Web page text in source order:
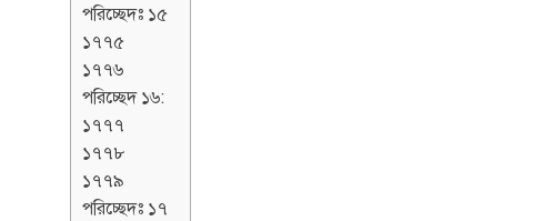
পরিচ্ছেদঃ ১৫
১৭৭৫
১৭৭৬
পরিচ্ছেদ ১৬:
১৭৭৭
১৭৭৮
১৭৭৯
পরিচ্ছেদঃ ১৭